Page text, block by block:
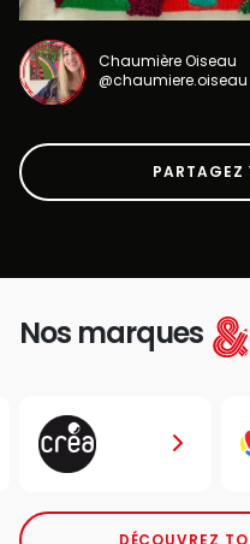
Chaumière Oiseau
@chaumiere.oiseau
PARTAGEZ
Nos marques
DÉCOUVREZ